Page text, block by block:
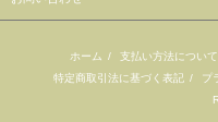
ホーム / 支払い方法について
特定商取引法に基づく表記 / プ